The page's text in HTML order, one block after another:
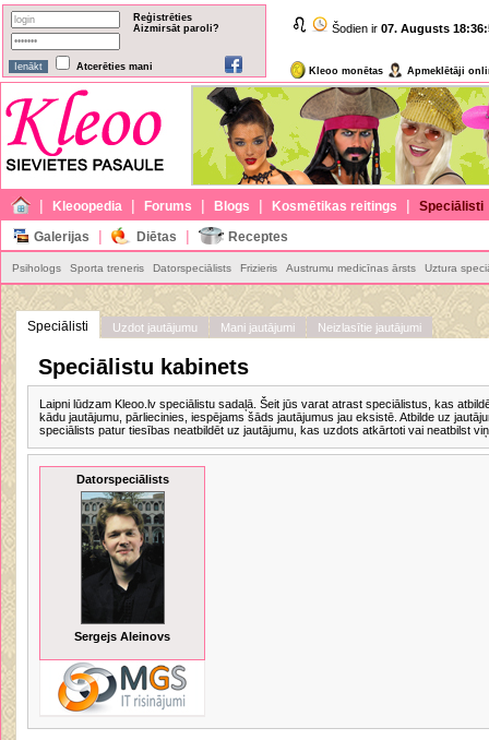
Reģistrēties
Aizmirsāt paroli?
Atcerēties mani
Šodien ir 07. Augusts
Kleoo monētas Apmeklētāji
| Kleoopedia | Forums | Blogs | Kosmētikas reitings | Speciālisti
Galerijas | Diētas | Receptes
Psihologs Sporta treneris Datorspeciālists Frizieris Austrumu medicīnas ārsts Uztura
Speciālisti Uzdot jautājumu Mani jautājumi Neizlasītie jautājumi
Speciālistu kabinets
Laipni lūdzam Kleoo.lv speciālistu sadaļā. Šeit jūs varat atrast speciālistus, kas
kādu jautājumu, pārliecinies, iespējams šāds jautājumus jau eksistē. Atbilde uz
speciālists patur tiesības neatbildēt uz jautājumu, kas uzdots atkārtoti vai neatbilst
Datorspeciālists
Sergejs Aleinovs